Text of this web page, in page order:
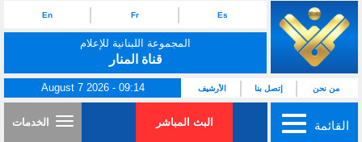
Es
Fr
En
المجموعة اللبنانية للإعلام
قناة المنار
من نحن إتصل بنا الأرشيف August 7 2026 - 09:14
القائمة البث المباشر الخدمات